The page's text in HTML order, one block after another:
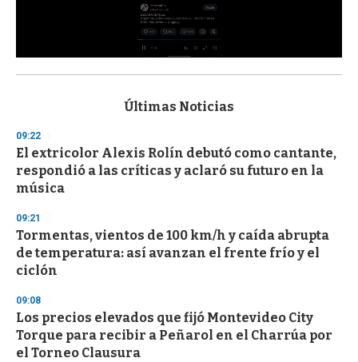
s
d
s
o
f
3
s
e
c
o
n
Últimas Noticias
09:22
El extricolor Alexis Rolín debutó como cantante,
respondió a las críticas y aclaró su futuro en la
música
09:21
Tormentas, vientos de 100 km/h y caída abrupta
de temperatura: así avanzan el frente frío y el
ciclón
09:08
Los precios elevados que fijó Montevideo City
Torque para recibir a Peñarol en el Charrúa por
el Torneo Clausura